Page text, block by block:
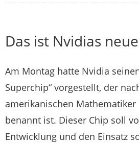
Das ist Nvidias
Am Montag hatte Nvidia
Superchip“ vorgestellt, der
amerikanischen Mathematiker
benannt ist. Dieser Chip soll
Entwicklung und den Einsatz